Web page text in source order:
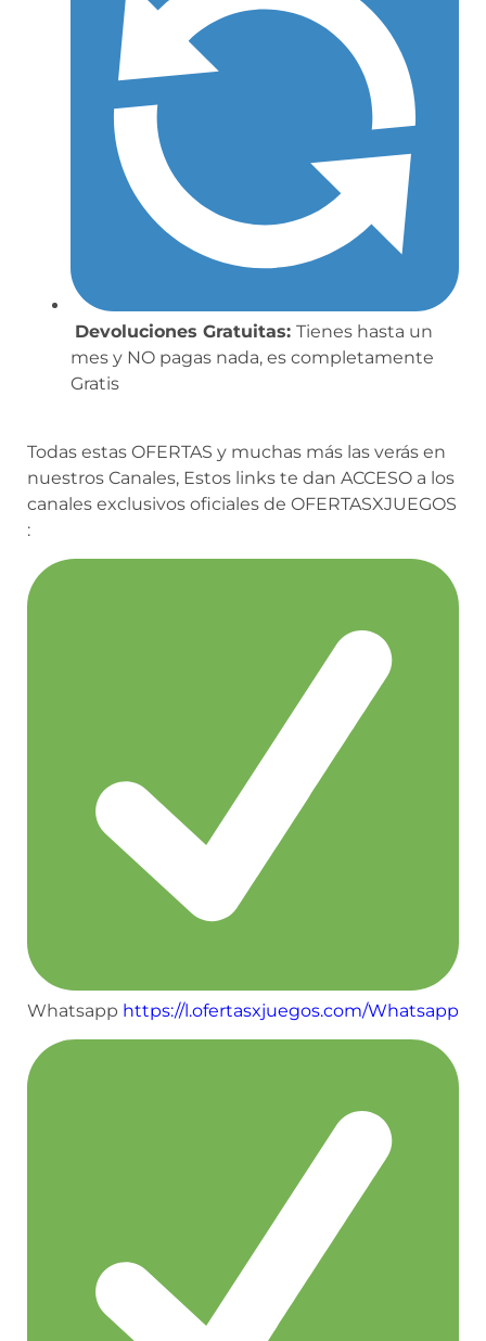
Devoluciones Gratuitas: Tienes hasta un
mes y NO pagas nada, es completamente
Gratis
Todas estas OFERTAS y muchas más las verás en
nuestros Canales, Estos links te dan ACCESO a los
canales exclusivos oficiales de OFERTASXJUEGOS
:
Whatsapp https://l.ofertasxjuegos.com/Whatsapp